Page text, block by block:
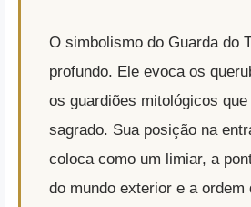
O simbolismo do Guarda do
profundo. Ele evoca os
os guardiões mitológicos
sagrado. Sua posição na
coloca como um limiar, a
do mundo exterior e a ordem